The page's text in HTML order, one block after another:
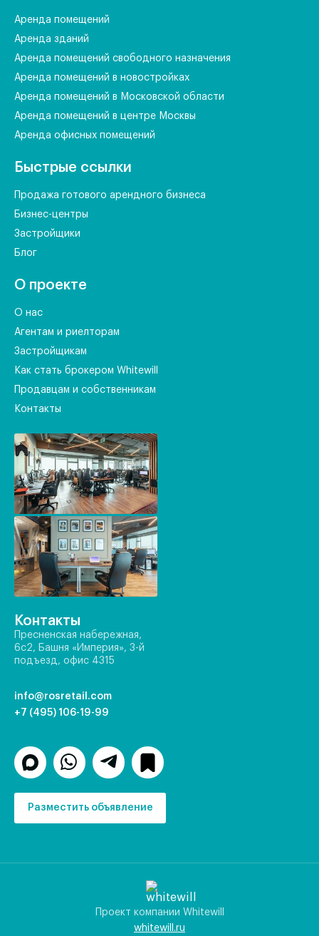
Аренда помещений
Аренда зданий
Аренда помещений свободного назначения
Аренда помещений в новостройках
Аренда помещений в Московской области
Аренда помещений в центре Москвы
Аренда офисных помещений
Быстрые ссылки
Продажа готового арендного бизнеса
Бизнес-центры
Застройщики
Блог
О проекте
О нас
Агентам и риелторам
Застройщикам
Как стать брокером Whitewill
Продавцам и собственникам
Контакты
Контакты
Пресненская набережная,
6с2, Башня «Империя», 3-й
подъезд, офис 4315
info@rosretail.com
+7 (495) 106-19-99
Разместить объявление
Проект компании Whitewill
whitewill.ru